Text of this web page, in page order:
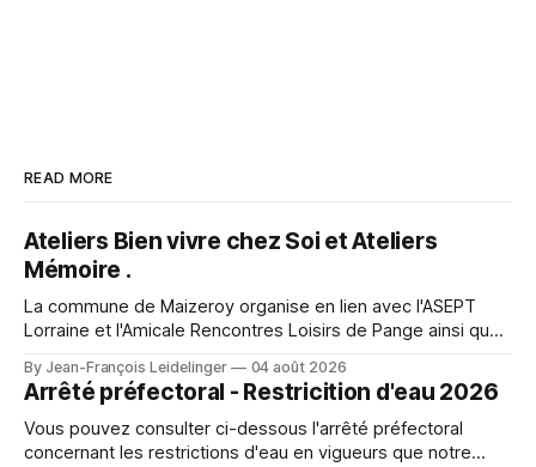
READ MORE
Ateliers Bien vivre chez Soi et Ateliers
Mémoire .
La commune de Maizeroy organise en lien avec l'ASEPT
Lorraine et l'Amicale Rencontres Loisirs de Pange ainsi que
ateliers. Ceux ci se dérouleront à Maizeroy pour la partie
Bien vivre chez soi et à Pange pour l'
By Jean-François Leidelinger 04 août 2026
Arrêté préfectoral - Restricition d'eau 2026
Vous pouvez consulter ci-dessous l'arrêté préfectoral
concernant les restrictions d'eau en vigueurs que notre